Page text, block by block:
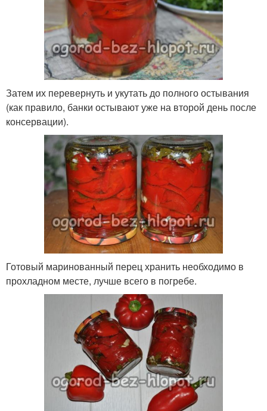
Затем их перевернуть и укутать до полного остывания
(как правило, банки остывают уже на второй день после
консервации).
Готовый маринованный перец хранить необходимо в
прохладном месте, лучше всего в погребе.